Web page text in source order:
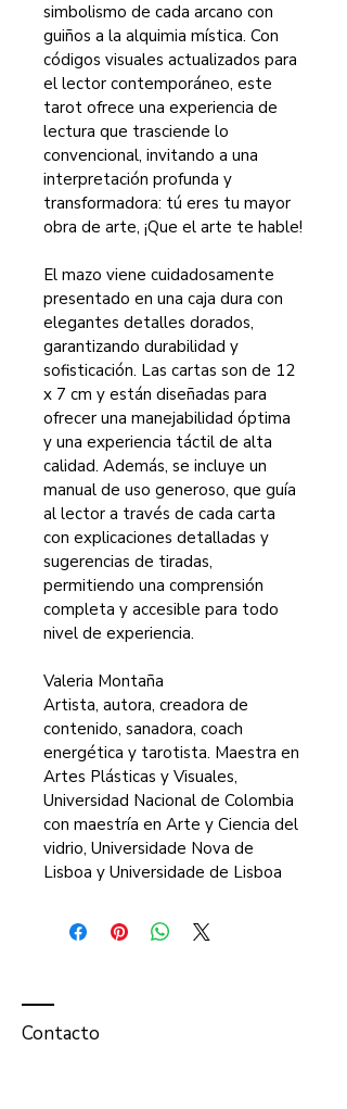
simbolismo de cada arcano con
guiños a la alquimia mística. Con
códigos visuales actualizados para
el lector contemporáneo, este
tarot ofrece una experiencia de
lectura que trasciende lo
convencional, invitando a una
interpretación profunda y
transformadora: tú eres tu mayor
obra de arte, ¡Que el arte te hable!
El mazo viene cuidadosamente
presentado en una caja dura con
elegantes detalles dorados,
garantizando durabilidad y
sofisticación. Las cartas son de 12
x 7 cm y están diseñadas para
ofrecer una manejabilidad óptima
y una experiencia táctil de alta
calidad. Además, se incluye un
manual de uso generoso, que guía
al lector a través de cada carta
con explicaciones detalladas y
sugerencias de tiradas,
permitiendo una comprensión
completa y accesible para todo
nivel de experiencia.
Valeria Montaña
Artista, autora, creadora de
contenido, sanadora, coach
energética y tarotista. Maestra en
Artes Plásticas y Visuales,
Universidad Nacional de Colombia
con maestría en Arte y Ciencia del
vidrio, Universidade Nova de
Lisboa y Universidade de Lisboa
Contacto